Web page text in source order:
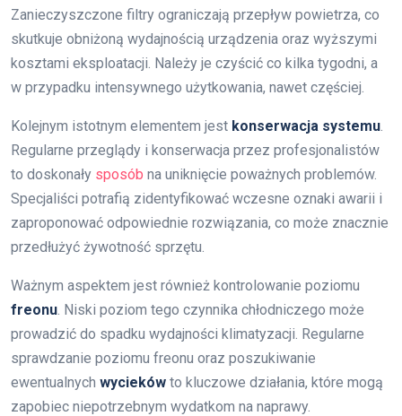
Zanieczyszczone filtry ograniczają przepływ powietrza, co
skutkuje obniżoną wydajnością urządzenia oraz wyższymi
kosztami eksploatacji. Należy je czyścić co kilka tygodni, a
w przypadku intensywnego użytkowania, nawet częściej.
Kolejnym istotnym elementem jest konserwacja systemu.
Regularne przeglądy i konserwacja przez profesjonalistów
to doskonały sposób na uniknięcie poważnych problemów.
Specjaliści potrafią zidentyfikować wczesne oznaki awarii i
zaproponować odpowiednie rozwiązania, co może znacznie
przedłużyć żywotność sprzętu.
Ważnym aspektem jest również kontrolowanie poziomu
freonu. Niski poziom tego czynnika chłodniczego może
prowadzić do spadku wydajności klimatyzacji. Regularne
sprawdzanie poziomu freonu oraz poszukiwanie
ewentualnych wycieków to kluczowe działania, które mogą
zapobiec niepotrzebnym wydatkom na naprawy.